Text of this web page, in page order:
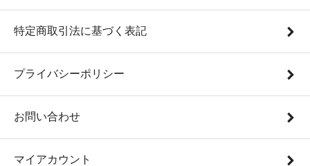
特定商取引法に基づく表記
プライバシーポリシー
お問い合わせ
マイアカウント